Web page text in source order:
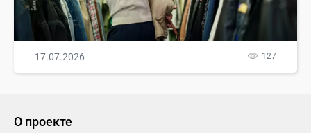
17.07.2026 127
О проекте